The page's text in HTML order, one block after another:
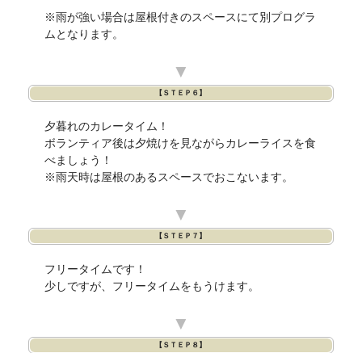
※雨が強い場合は屋根付きのスペースにて別プログラ
ムとなります。
▼
【ＳＴＥＰ６】
夕暮れのカレータイム！
ボランティア後は夕焼けを見ながらカレーライスを食
べましょう！
※雨天時は屋根のあるスペースでおこないます。
▼
【ＳＴＥＰ７】
フリータイムです！
少しですが、フリータイムをもうけます。
▼
【ＳＴＥＰ８】